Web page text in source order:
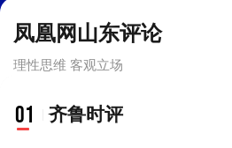
凤凰网山东评论
理性思维 客观立场
01 齐鲁时评